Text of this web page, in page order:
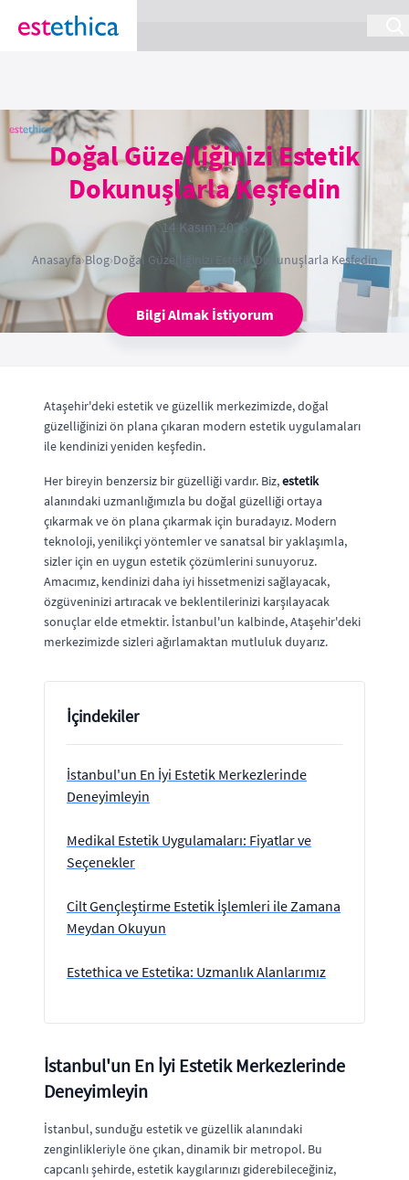
section Service {
Doğal Güzelliğinizi Estetik
Dokunuşlarla Keşfedin
14 Kasım 2025
Anasayfa›Blog›Doğal Güzelliğinizi Estetik Dokunuşlarla Keşfedin
Bilgi Almak İstiyorum
Ataşehir'deki estetik ve güzellik merkezimizde, doğal
güzelliğinizi ön plana çıkaran modern estetik uygulamaları
ile kendinizi yeniden keşfedin.
Her bireyin benzersiz bir güzelliği vardır. Biz,estetik
alanındaki uzmanlığımızla bu doğal güzelliği ortaya
çıkarmak ve ön plana çıkarmak için buradayız. Modern
teknoloji, yenilikçi yöntemler ve sanatsal bir yaklaşımla,
sizler için en uygun estetik çözümlerini sunuyoruz.
Amacımız, kendinizi daha iyi hissetmenizi sağlayacak,
özgüveninizi artıracak ve beklentilerinizi karşılayacak
sonuçlar elde etmektir. İstanbul'un kalbinde, Ataşehir'deki
merkezimizde sizleri ağırlamaktan mutluluk duyarız.
İçindekiler
İstanbul'un En İyi Estetik Merkezlerinde
Deneyimleyin
Medikal Estetik Uygulamaları: Fiyatlar ve
Seçenekler
Cilt Gençleştirme Estetik İşlemleri ile Zamana
Meydan Okuyun
Estethica ve Estetika: Uzmanlık Alanlarımız
İstanbul'un En İyi Estetik Merkezlerinde
Deneyimleyin
İstanbul, sunduğu estetik ve güzellik alanındaki
zenginlikleriyle öne çıkan, dinamik bir metropol. Bu
capcanlı şehirde, estetik kaygılarınızı giderebileceğiniz,